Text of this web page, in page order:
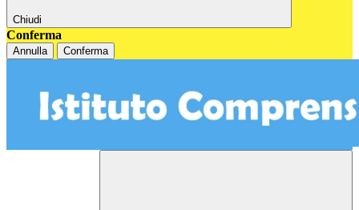
Chiudi
Conferma
Annulla Conferma